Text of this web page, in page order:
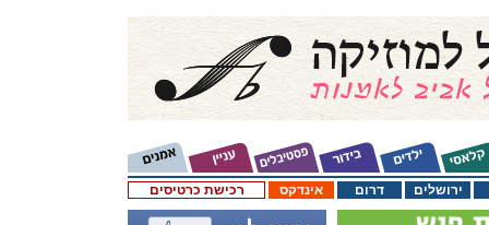
רכישת כרטיסים אינדקס דרום ירושלים